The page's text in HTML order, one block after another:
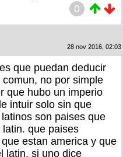
0
28 nov 2016, 02:03
que puedan deducir
no por simple
que hubo un imperio
intuir solo sin que
son paises que
que paises
estan america y que
latin. si uno dice